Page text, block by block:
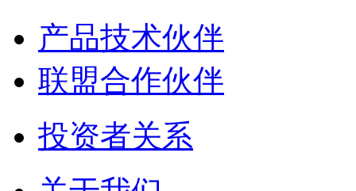
产品技术伙伴
联盟合作伙伴
投资者关系